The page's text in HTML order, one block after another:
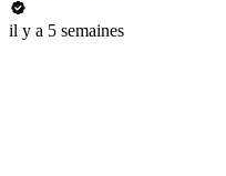
il y a 5 semaines